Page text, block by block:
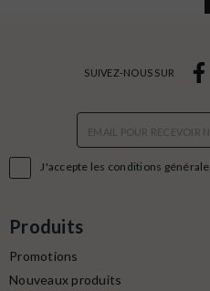
J'accepte les conditions
SUIVEZ-NOUS SUR
Produits
Promotions
Nouveaux produits